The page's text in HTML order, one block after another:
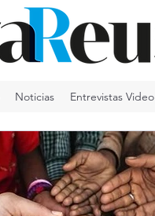
Noticias Entrevistas Video